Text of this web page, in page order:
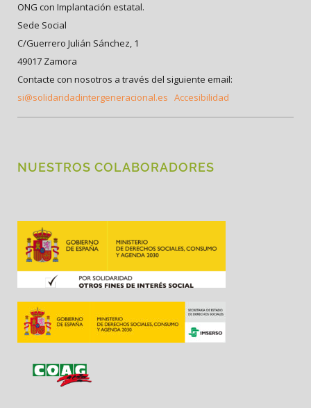
ONG con Implantación estatal.
Sede Social
C/Guerrero Julián Sánchez, 1
49017 Zamora
Contacte con nosotros a través del siguiente email:
si@solidaridadintergeneracional.es Accesibilidad
NUESTROS COLABORADORES